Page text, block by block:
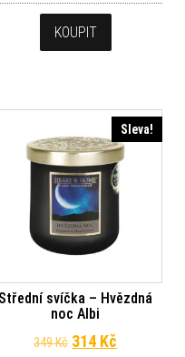
KOUPIT
349 Kč.
je: 314 Kč.
Sleva!
Střední svíčka – Hvězdná
noc Albi
349Kč Původní cena
314 Kč